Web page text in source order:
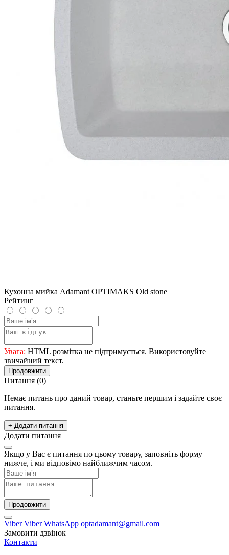
Кухонна мийка Adamant OPTIMAKS Old stone
Рейтинг
Увага: HTML розмітка не підтримується. Використовуйте
звичайний текст.
Продовжити
Питання (0)
Немає питань про даний товар, станьте першим і задайте своє
питання.
+ Додати питання
Додати питання
Якщо у Вас є питання по цьому товару, заповніть форму
нижче, і ми відповімо найближчим часом.
Продовжити
Viber Viber WhatsApp optadamant@gmail.com
Замовити дзвінок
Контакти